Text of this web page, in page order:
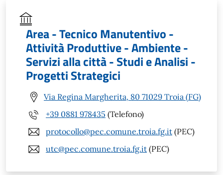
Area - Tecnico Manutentivo -
Attività Produttive - Ambiente -
Servizi alla città - Studi e Analisi -
Progetti Strategici
Via Regina Margherita, 80 71029 Troia (FG)
+39 0881 978435 (Telefono)
protocollo@pec.comune.troia.fg.it (PEC)
utc@pec.comune.troia.fg.it (PEC)